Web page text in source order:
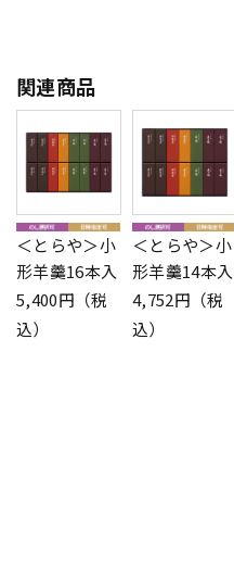
関連商品
＜とらや＞小
形羊羹16本入
5,400円（税
込）
＜とらや＞小
形羊羹14本入
4,752円（税
込）